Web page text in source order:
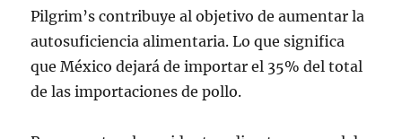
Pilgrim’s contribuye al objetivo de aumentar la
autosuficiencia alimentaria. Lo que significa
que México dejará de importar el 35% del total
de las importaciones de pollo.